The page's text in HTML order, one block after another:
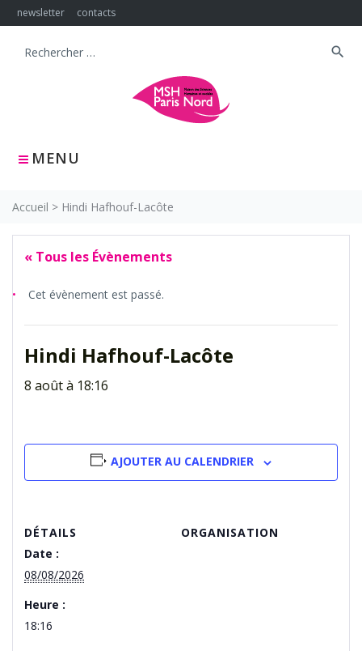
Skip
to
newsletter contacts
MENU
Search
search
Accueil > Hindi Hafhouf-Lacôte
« Tous les Évènements
Cet évènement est passé.
Hindi Hafhouf-Lacôte
8 août à 18:16
AJOUTER AU CALENDRIER
DÉTAILS
Date :
08/08/2026
Heure :
18:16
ORGANISATION